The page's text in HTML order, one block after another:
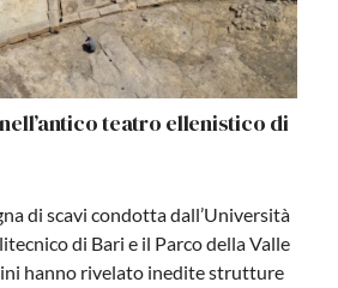
teatro ellenistico di
di scavi condotta dall’Università
di Bari e il Parco della Valle
hanno rivelato inedite strutture